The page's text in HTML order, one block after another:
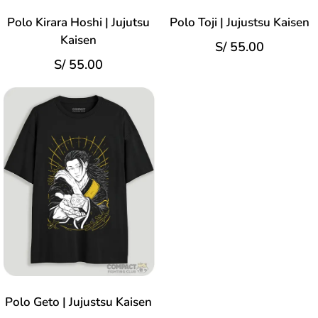
Polo Kirara Hoshi | Jujutsu
Kaisen
S/55.00
Polo Toji | Jujustsu Kaisen
S/55.00
Polo Geto | Jujustsu Kaisen